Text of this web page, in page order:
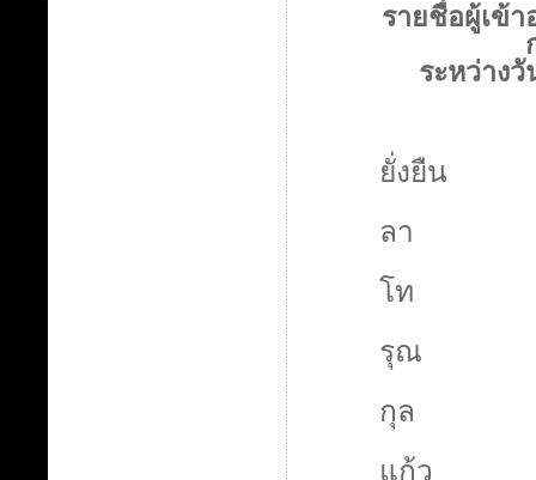
รายชื่อผู้เข้
ระหว่าง
ยั่งยืน
ลา
โท
รุณ
กุล
แก้ว